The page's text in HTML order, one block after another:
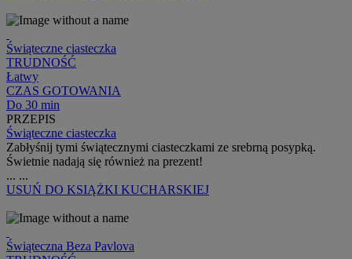
Świąteczne ciasteczka
TRUDNOŚĆ
Łatwy
CZAS GOTOWANIA
Do 30 min
PRZEPIS
Świąteczne ciasteczka
Zabłyśnij tymi świątecznymi ciasteczkami ze srebrną posypką.
Świetnie nadają się również na prezent!
... ...
USUŃ DO KSIĄŻKI KUCHARSKIEJ
Świąteczna Beza Pavlova